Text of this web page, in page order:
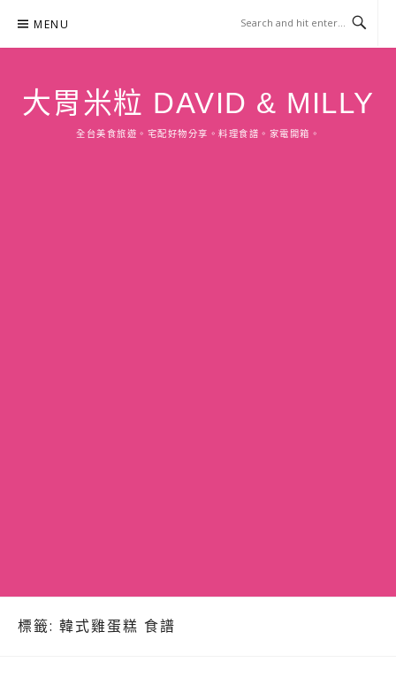
content
MENU
大胃米粒 DAVID & MILLY
全台美食旅遊。宅配好物分享。料理食譜。家電開箱。
標籤: 韓式雞蛋糕 食譜